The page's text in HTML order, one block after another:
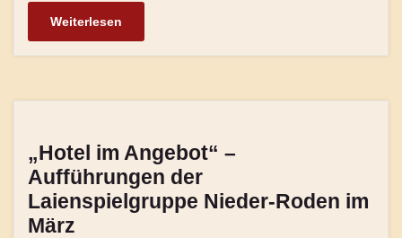
Weiterlesen
„Hotel im Angebot“ –
Aufführungen der
Laienspielgruppe Nieder-Roden im
März